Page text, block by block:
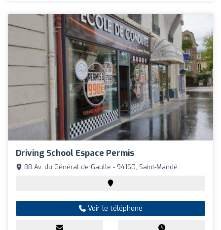
Driving School Espace Permis
88 Av. du Général de Gaulle - 94160, Saint-Mandé
Voir le téléphone